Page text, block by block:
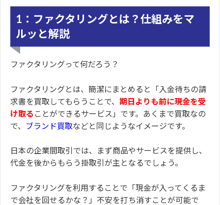
1：ファクタリングとは？仕組みをマ
ルッと解説
ファクタリングって何だろう？
ファクタリングとは、簡潔にまとめると「入金待ちの請
求書を買取してもらうことで、 期日よりも前に現金を受
け取る ことができるサービス」です。あくまで買取なの
で、
ブランド買取などと同じようなイメージです。
日本の企業間取引では、まず商品やサービスを提供し、
代金を後からもらう掛取引が主となるでしょう。
ファクタリングを利用することで「現金が入ってくるま
で会社を回せるかな？」不安を打ち消すことが可能で